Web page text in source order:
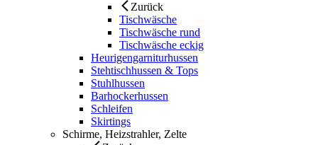
Zurück
Tischwäsche
Tischwäsche rund
Tischwäsche eckig
Heurigengarniturhussen
Stehtischhussen & Tops
Stuhlhussen
Barhockerhussen
Schleifen
Skirtings
Schirme, Heizstrahler, Zelte